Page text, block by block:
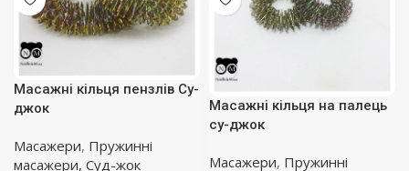
Масажні кільця пензлів Су-
джок
Масажери, Пружинні
масажери, Суд-жок
Масажні кільця на палець
су-джок
Масажери, Пружинні